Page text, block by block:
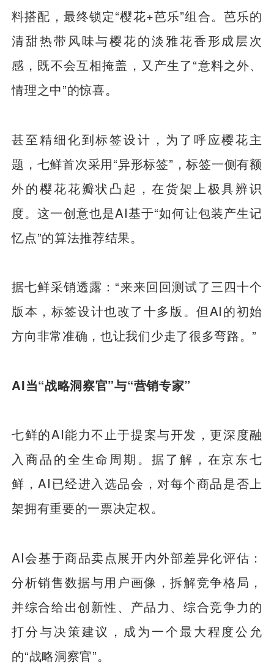
料搭配，最终锁定“樱花+芭乐”组合。芭乐的
清甜热带风味与樱花的淡雅花香形成层次
感，既不会互相掩盖，又产生了“意料之外、
情理之中”的惊喜。
甚至精细化到标签设计，为了呼应樱花主
题，七鲜首次采用“异形标签”，标签一侧有额
外的樱花花瓣状凸起，在货架上极具辨识
度。这一创意也是AI基于“如何让包装产生记
忆点”的算法推荐结果。
据七鲜采销透露：“来来回回测试了三四十个
版本，标签设计也改了十多版。但AI的初始
方向非常准确，也让我们少走了很多弯路。”
AI当“战略洞察官”与“营销专家”
七鲜的AI能力不止于提案与开发，更深度融
入商品的全生命周期。据了解，在京东七
鲜，AI已经进入选品会，对每个商品是否上
架拥有重要的一票决定权。
AI会基于商品卖点展开内外部差异化评估：
分析销售数据与用户画像，拆解竞争格局，
并综合给出创新性、产品力、综合竞争力的
打分与决策建议，成为一个最大程度公允
的“战略洞察官”。